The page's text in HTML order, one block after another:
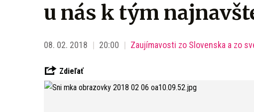
u nás k tým
08. 02. 2018 20:00 Zaujímavosti zo Slovenska a zo
Zdieľať